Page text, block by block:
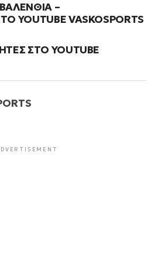
ΒΑΛΕΝΘΙΑ –
YOUTUBE VASKOSPORTS
ΣΤΟ YOUTUBE